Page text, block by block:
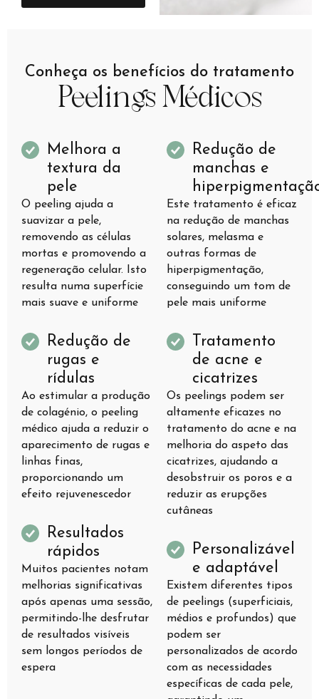
Conheça os benefícios do tratamento
Peelings Médicos
Melhora a
textura da
pele
O peeling ajuda a
suavizar a pele,
removendo as células
mortas e promovendo a
regeneração celular. Isto
resulta numa superfície
mais suave e uniforme
Redução de
rugas e
rídulas
Ao estimular a produção
de colagénio, o peeling
médico ajuda a reduzir o
aparecimento de rugas e
linhas finas,
proporcionando um
efeito rejuvenescedor
Resultados
rápidos
Muitos pacientes notam
melhorias significativas
após apenas uma sessão,
permitindo-lhe desfrutar
de resultados visíveis
sem longos períodos de
espera
Redução de
manchas e
Este tratamento é eficaz
na redução de manchas
solares, melasma e
outras formas de
hiperpigmentação,
conseguindo um tom de
pele mais uniforme
Tratamento
de acne e
cicatrizes
Os peelings podem ser
altamente eficazes no
tratamento do acne e na
melhoria do aspeto das
cicatrizes, ajudando a
desobstruir os poros e a
reduzir as erupções
cutâneas
Personalizável
e adaptável
Existem diferentes tipos
de peelings (superficiais,
médios e profundos) que
podem ser
personalizados de acordo
com as necessidades
específicas de cada pele,